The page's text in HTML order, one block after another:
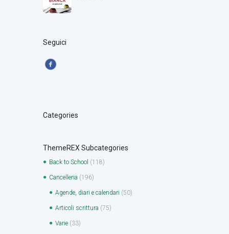
Seguici
Categories
ThemeREX Subcategories
Back to School (118)
Cancelleria (196)
Agende, diari e calendari (50)
Articoli scrittura (75)
Varie (33)